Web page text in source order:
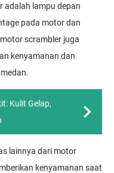
adalah lampu depan
pada motor dan
scrambler juga
kenyamanan dan
Kulit Gelap,
lainnya dari motor
kenyamanan saat